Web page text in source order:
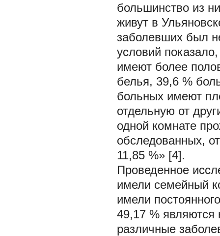
большинство из
живут в
заболевших был
условий
имеют более
белья, 39,6 %
больных имеют
отдельную от
одной комнате
обследованных,
11,85 %» [4].
Проведенное
имели семейный
имели
49,17 %
различные